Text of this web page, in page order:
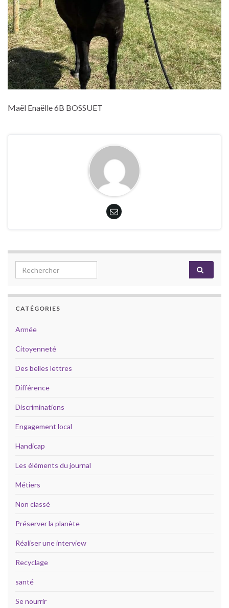
Maël Enaëlle 6B BOSSUET
Search for:
CATÉGORIES
Armée
Citoyenneté
Des belles lettres
Différence
Discriminations
Engagement local
Handicap
Les éléments du journal
Métiers
Non classé
Préserver la planète
Réaliser une interview
Recyclage
santé
Se nourrir